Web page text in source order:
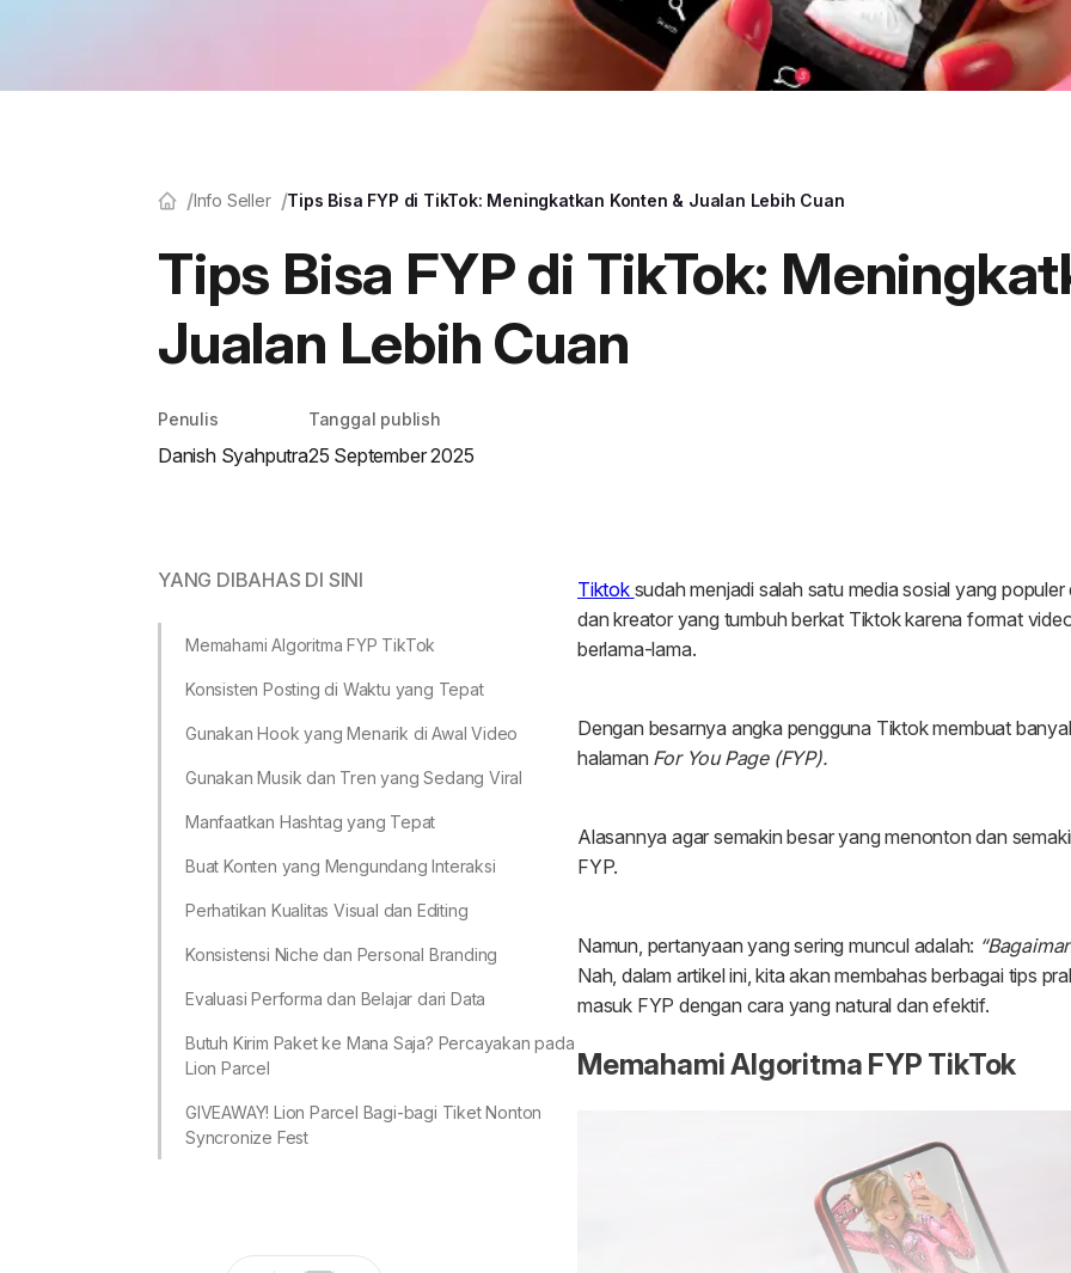
Info Seller Tips Bisa FYP di TikTok: Meningkatkan Konten & Jualan Lebih Cuan
Tips Bisa FYP di TikTok:
Jualan Lebih Cuan
Penulis
Danish Syahputra
Tanggal publish
25 September 2025
YANG DIBAHAS DI SINI
Memahami Algoritma FYP TikTok
Konsisten Posting di Waktu yang Tepat
Gunakan Hook yang Menarik di Awal Video
Gunakan Musik dan Tren yang Sedang Viral
Manfaatkan Hashtag yang Tepat
Buat Konten yang Mengundang Interaksi
Perhatikan Kualitas Visual dan Editing
Konsistensi Niche dan Personal Branding
Evaluasi Performa dan Belajar dari Data
Butuh Kirim Paket ke Mana Saja? Percayakan pada
Lion Parcel
GIVEAWAY! Lion Parcel Bagi-bagi Tiket Nonton
Syncronize Fest